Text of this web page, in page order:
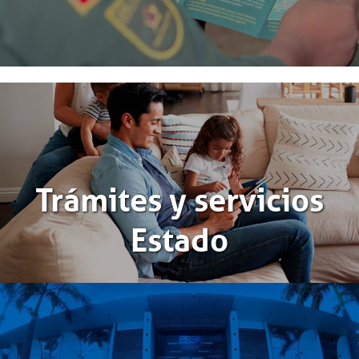
Trámites y servicios
Estado